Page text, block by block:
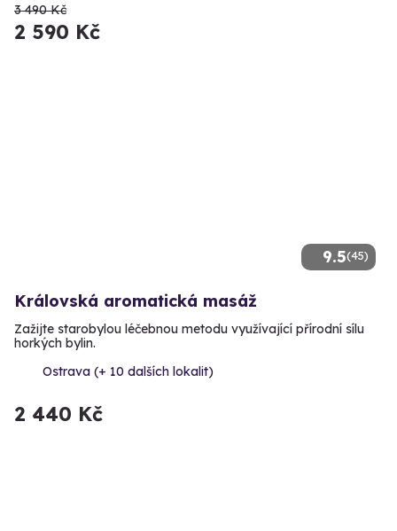
3 490 Kč
2 590 Kč
9.5(45)
Královská aromatická masáž
Zažijte starobylou léčebnou metodu využívající přírodní sílu
horkých bylin.
Ostrava (+ 10 dalších lokalit)
2 440 Kč